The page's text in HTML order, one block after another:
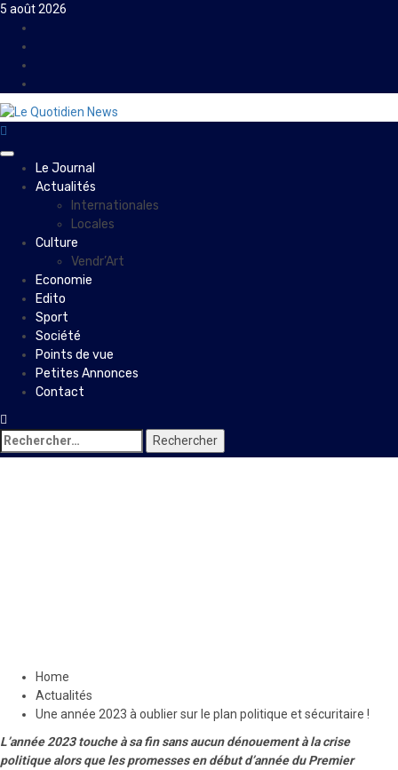
Skip
content
5 août 2026
PrimaryLe Journal
Actualités
Internationales
Locales
Culture
Vendr’Art
Economie
Edito
Sport
Société
Points de vue
Petites Annonces
Contact
Rechercher :
Home
Actualités
Une année 2023 à oublier sur le plan politique et sécuritaire !
L’année 2023 touche à sa fin sans aucun dénouement à la crise
politique alors que les promesses en début d’année du Premier